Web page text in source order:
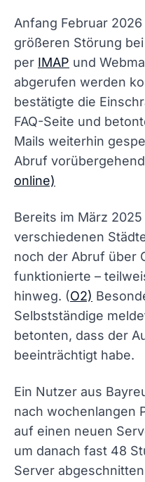
Anfang Februar
größeren Störung
per IMAP und
abgerufen werden
bestätigte die
FAQ-Seite und
Mails weiterhin
Abruf
online)
Bereits im März
verschiedenen
noch der Abruf über
funktionierte –
hinweg. (O2)
Selbstständige
betonten, dass der
beeinträchtigt habe.
Ein Nutzer aus
nach wochenlangen
auf einen neuen
um danach fast 48
Server